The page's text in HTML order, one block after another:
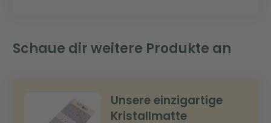
Schaue dir weitere Produkte an
Unsere einzigartige
Kristallmatte